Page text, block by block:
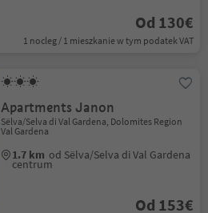
Od 130€
1 nocleg / 1 mieszkanie w tym podatek VAT
Apartments Janon
Sëlva/Selva di Val Gardena, Dolomites Region
Val Gardena
1.7 km od Sëlva/Selva di Val Gardena
centrum
Od 153€